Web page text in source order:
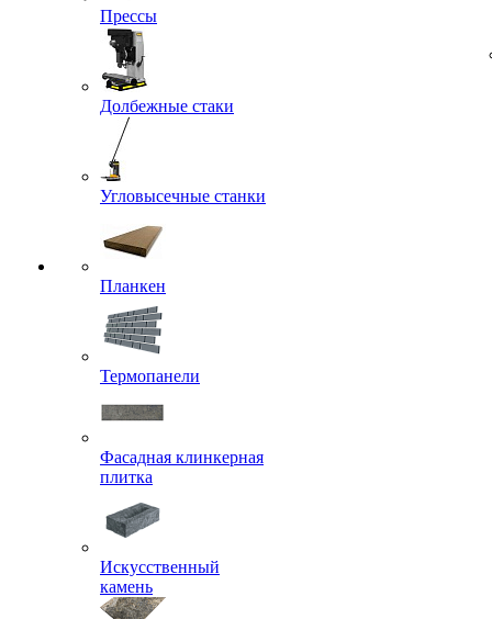
Прессы
Долбежные стаки
Угловысечные станки
Планкен
Термопанели
Фасадная клинкерная
плитка
Искусственный
камень